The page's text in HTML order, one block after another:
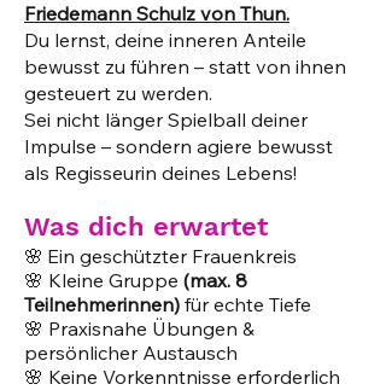
Friedemann Schulz von Thun.
Du lernst, deine inneren Anteile
bewusst zu führen – statt von ihnen
gesteuert zu werden.
Sei nicht länger Spielball deiner
Impulse – sondern agiere bewusst
als Regisseurin deines Lebens!
Was dich erwartet
🌸 Ein geschützter Frauenkreis
🌸 Kleine Gruppe (max. 8
Teilnehmerinnen) für echte Tiefe
🌸 Praxisnahe Übungen &
persönlicher Austausch
🌸 Keine Vorkenntnisse erforderlich